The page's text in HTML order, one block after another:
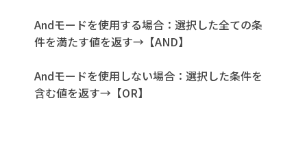
Andモードを使用する場合：選択した全ての条
件を満たす値を返す→【AND】
Andモードを使用しない場合：選択した条件を
含む値を返す→【OR】